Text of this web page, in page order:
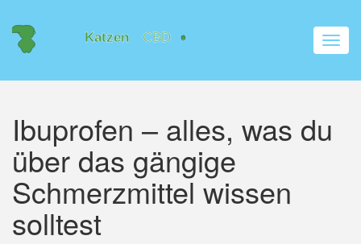
Ibuprofen – alles, was du
über das gängige
Schmerzmittel wissen
solltest